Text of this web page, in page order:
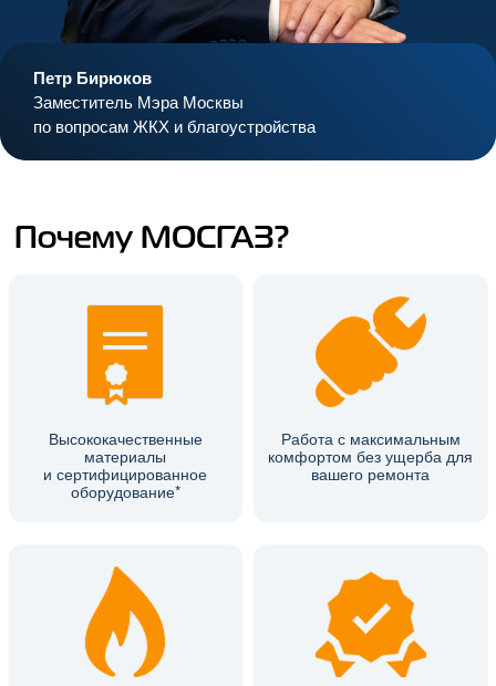
Петр Бирюков
Заместитель Мэра Москвы
по вопросам ЖКХ и благоустройства
Почему МОСГАЗ?
Высококачественные
материалы
и сертифицированное
оборудование*
Работа с максимальным
комфортом без ущерба для
вашего ремонта